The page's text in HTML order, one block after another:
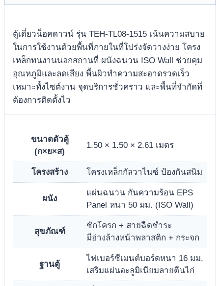
ตู้เดี่ยวน็อคดาวน์ รุ่น TEH-TL08-1515 เน้นความสบาย
ในการใช้งานด้วยพื้นที่ภายในที่โปร่งจัดวางง่าย โครง
เหล็กทนงานนอกสถานที่ ผนังฉนวน ISO Wall ช่วยคุม
อุณหภูมิและลดเสียง พื้นผิวทำความสะอาดรวดเร็ว
เหมาะทั้งไซต์งาน จุดบริการชั่วคราว และพื้นที่จำกัดที่
ต้องการติดตั้งไว
ขนาดตัวตู้
(ก×ย×ส)
1.50 × 1.50 × 2.61 เมตร
โครงสร้าง โครงเหล็กกัลวาไนซ์ ป้องกันสนิม
ผนัง
แผ่นฉนวน กันความร้อน EPS
Panel หนา 50 มม. (ISO Wall)
สุขภัณฑ์
ชักโครก + สายฉีดชำระ
มีอ่างล้างหน้าพลาสติก + กระจก
ฐานตู้
ไฟเบอร์ซีเมนต์บอร์ดหนา 16 มม.
เสริมแผ่นอะลูมิเนียมลายตีนไก่